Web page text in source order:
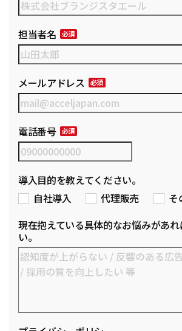
担当者名
メールアドレス
電話番号
導入目的を教えてください。
自社導入
代理販売
そ
現在抱えている具体的なお悩みがあ
い。